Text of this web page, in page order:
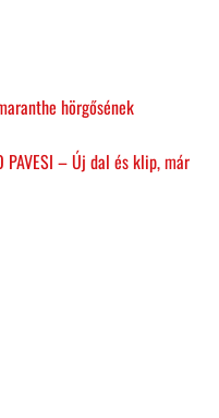
hörgősének
PAVESI – Új dal és klip, már